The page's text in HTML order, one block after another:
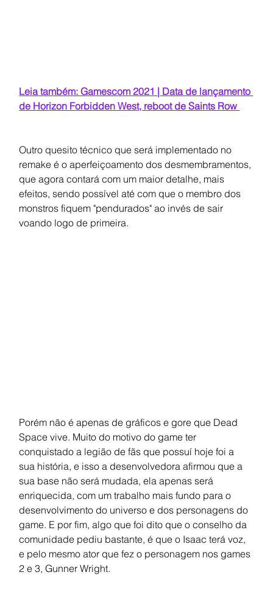
Leia também: Gamescom 2021 | Data de lançamento
de Horizon Forbidden West, reboot de Saints Row
Outro quesito técnico que será implementado no
remake é o aperfeiçoamento dos desmembramentos,
que agora contará com um maior detalhe, mais
efeitos, sendo possível até com que o membro dos
monstros fiquem "pendurados" ao invés de sair
voando logo de primeira.
Porém não é apenas de gráficos e gore que Dead
Space vive. Muito do motivo do game ter
conquistado a legião de fãs que possuí hoje foi a
sua história, e isso a desenvolvedora afirmou que a
sua base não será mudada, ela apenas será
enriquecida, com um trabalho mais fundo para o
desenvolvimento do universo e dos personagens do
game. E por fim, algo que foi dito que o conselho da
comunidade pediu bastante, é que o Isaac terá voz,
e pelo mesmo ator que fez o personagem nos games
2 e 3, Gunner Wright.